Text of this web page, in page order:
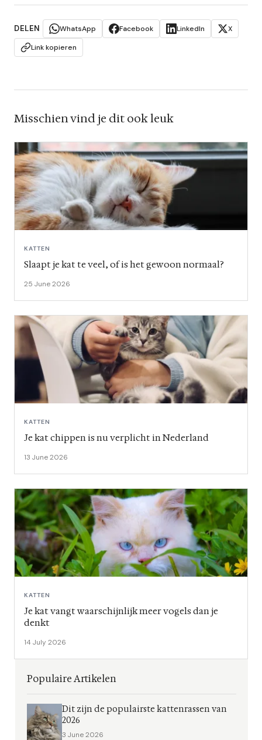
DELEN WhatsApp Facebook LinkedIn
X
Link kopieren
Misschien vind je dit ook leuk
KATTEN
Slaapt je kat te veel, of is het gewoon normaal?
25 June 2026
KATTEN
Je kat chippen is nu verplicht in Nederland
13 June 2026
KATTEN
Je kat vangt waarschijnlijk meer vogels dan je
denkt
14 July 2026
Populaire Artikelen
Dit zijn de populairste kattenrassen van
2026
3 June 2026